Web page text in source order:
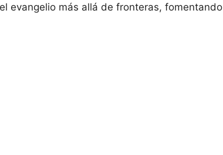
evangelio más allá de fronteras, fomentando